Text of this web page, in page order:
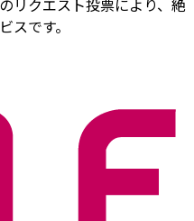
スです。